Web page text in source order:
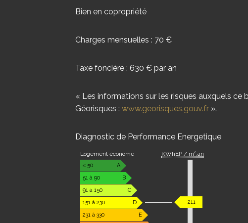
Bien en copropriété
Charges mensuelles : 70 €
Taxe foncière : 630 € par an
« Les informations sur les risques auxquels ce
Géorisques : www.georisques.gouv.fr ».
Diagnostic de Performance Energetique
Logement économe KWhEP / m².an
≤ 50
A
51 à 90
B
91 à 150
C
151 à 230
D
231 à 330
E
211